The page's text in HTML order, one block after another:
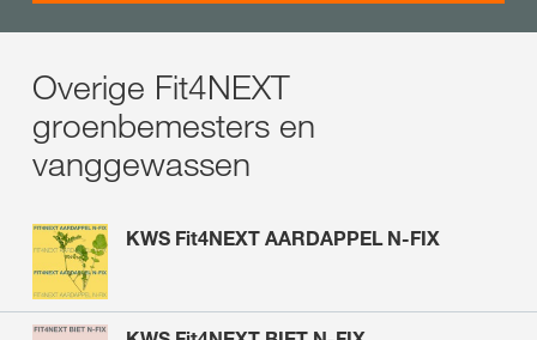
Overige Fit4NEXT
groenbemesters en
vanggewassen
KWS Fit4NEXT AARDAPPEL N-FIX